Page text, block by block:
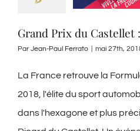
Grand Prix du Castellet
Par Jean-Paul Ferrato mai 27th,
La France retrouve la
2018, l'élite du sport
dans l'hexagone et plus